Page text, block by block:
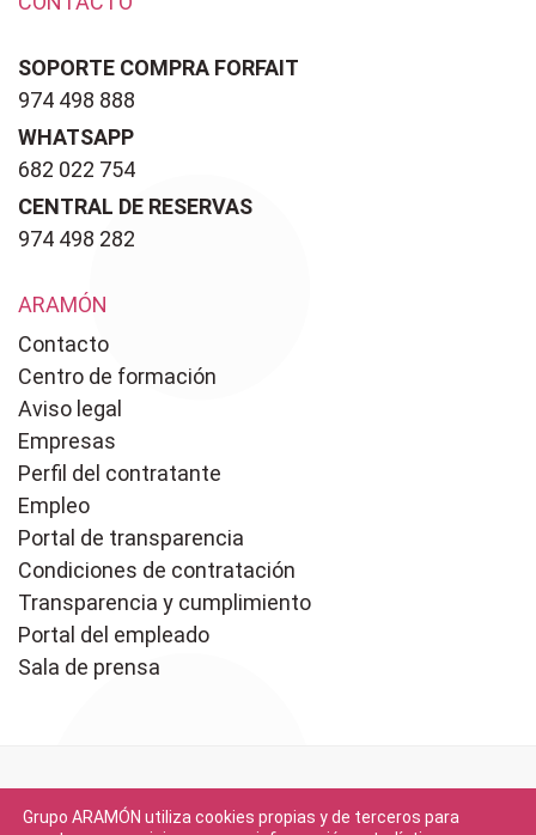
SOPORTE COMPRA FORFAIT
974 498 888
WHATSAPP
682 022 754
CENTRAL DE RESERVAS
974 498 282
ARAMÓN
Contacto
Centro de formación
Aviso legal
Empresas
Perfil del contratante
Empleo
Portal de transparencia
Condiciones de contratación
Transparencia y cumplimiento
Portal del empleado
Sala de prensa
Grupo ARAMÓN utiliza cookies propias y de terceros para